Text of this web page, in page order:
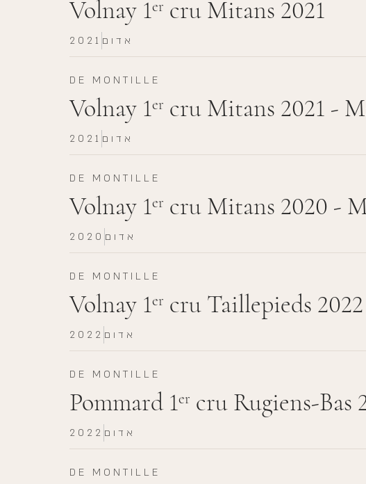
Volnay 1er cru Mitans 2021
2021 אדום
DE MONTILLE
Volnay 1er cru Mitans 2021 -
2021 אדום
DE MONTILLE
Volnay 1er cru Mitans 2020 -
2020 אדום
DE MONTILLE
Volnay 1er cru Taillepieds 2022
2022 אדום
DE MONTILLE
Pommard 1er cru Rugiens-Bas
2022 אדום
DE MONTILLE